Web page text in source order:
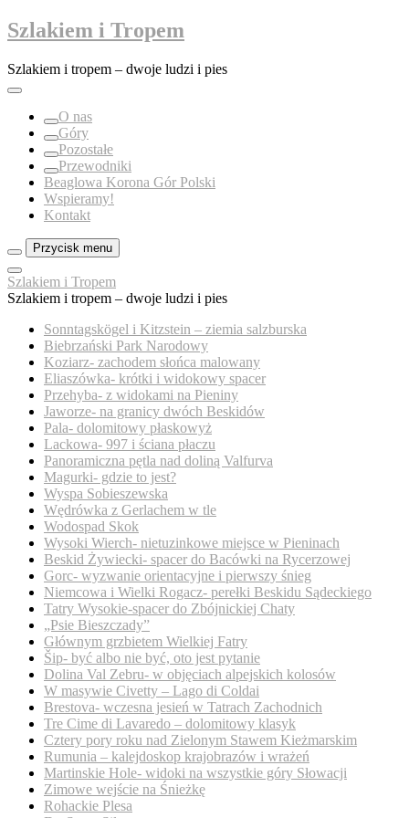
Przejdź
do
Szlakiem i Tropem
Szlakiem i tropem – dwoje ludzi i pies
O nas
Góry
Pozostałe
Przewodniki
Beaglowa Korona Gór Polski
Wspieramy!
Kontakt
Przycisk menu
Zamknij
menu
panelu
Szlakiem i Tropem
Szlakiem i tropem – dwoje ludzi i pies
Sonntagskögel i Kitzstein – ziemia salzburska
Biebrzański Park Narodowy
Koziarz- zachodem słońca malowany
Eliaszówka- krótki i widokowy spacer
Przehyba- z widokami na Pieniny
Jaworze- na granicy dwóch Beskidów
Pala- dolomitowy płaskowyż
Lackowa- 997 i ściana płaczu
Panoramiczna pętla nad doliną Valfurva
Magurki- gdzie to jest?
Wyspa Sobieszewska
Wędrówka z Gerlachem w tle
Wodospad Skok
Wysoki Wierch- nietuzinkowe miejsce w Pieninach
Beskid Żywiecki- spacer do Bacówki na Rycerzowej
Gorc- wyzwanie orientacyjne i pierwszy śnieg
Niemcowa i Wielki Rogacz- perełki Beskidu Sądeckiego
Tatry Wysokie-spacer do Zbójnickiej Chaty
„Psie Bieszczady”
Głównym grzbietem Wielkiej Fatry
Šip- być albo nie być, oto jest pytanie
Dolina Val Zebru- w objęciach alpejskich kolosów
W masywie Civetty – Lago di Coldai
Brestova- wczesna jesień w Tatrach Zachodnich
Tre Cime di Lavaredo – dolomitowy klasyk
Cztery pory roku nad Zielonym Stawem Kieżmarskim
Rumunia – kalejdoskop krajobrazów i wrażeń
Martinskie Hole- widoki na wszystkie góry Słowacji
Zimowe wejście na Śnieżkę
Rohackie Plesa